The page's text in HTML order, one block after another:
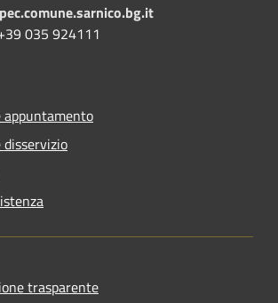
035 924111
appuntamento
disservizio
trasparente